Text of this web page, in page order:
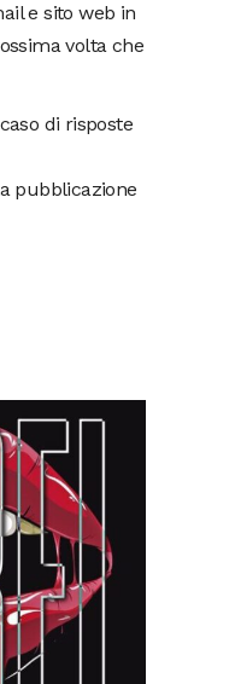
e sito web in
volta che
di risposte
pubblicazione